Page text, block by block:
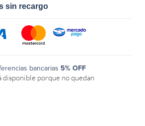
sin recargo
bancarias 5% OFF
disponible porque no quedan